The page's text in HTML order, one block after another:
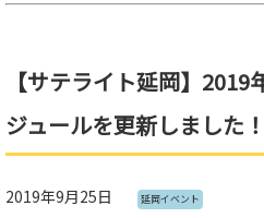
【サテライト延岡】
ジュールを更新しました！
2019年9月25日 延岡イベント